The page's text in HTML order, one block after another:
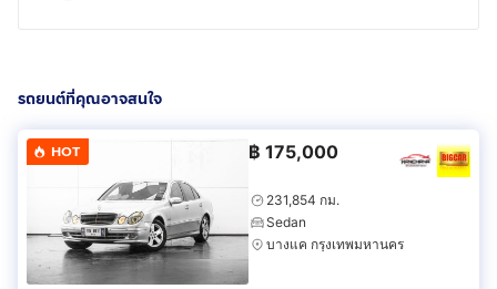
รถยนต์ที่คุณอาจสนใจ
HOT ฿ 175,000
231,854 กม.
Sedan
บางแค กรุงเทพมหานคร